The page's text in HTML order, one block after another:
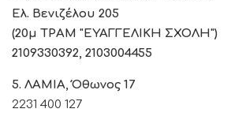
Ελ. Βενιζέλου 205
(20μ ΤΡΑΜ "ΕΥΑΓΓΕΛΙΚΗ ΣΧΟΛΗ")
2109330392, 2103004455
5. ΛΑΜΙΑ, Όθωνος 17
2231 400 127